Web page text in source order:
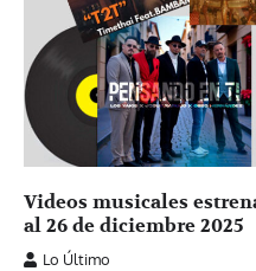
Videos musicales
al 26 de diciembre 2025
Lo Último